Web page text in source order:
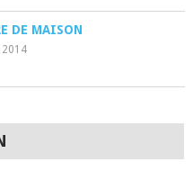
DE MAISON
2014